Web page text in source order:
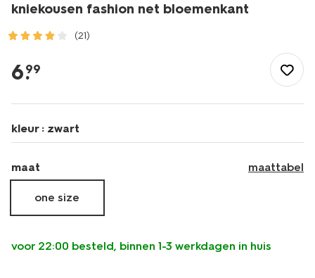
kniekousen fashion net bloemenkant
(21)
fashion-
net-
4022776.html
6.
99
kleur : zwart
maat maattabel
one size
voor 22:00 besteld, binnen 1-3 werkdagen in huis